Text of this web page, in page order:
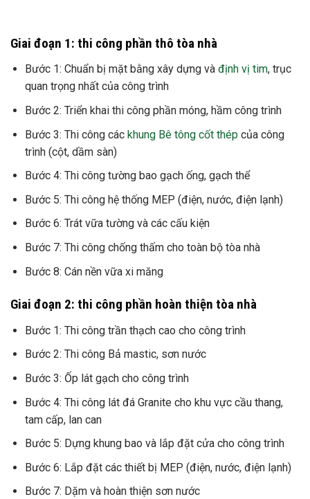
Giai đoạn 1: thi công phần thô tòa nhà
Bước 1: Chuẩn bị mặt bằng xây dựng vàđịnh vị tim, trục
quan trọng nhất của công trình
Bước 2: Triển khai thi công phần móng, hầm công trình
Bước 3: Thi công các khung Bê tông cốt thépcủa công
trình (cột, dầm sàn)
Bước 4: Thi công tường bao gạch ống, gạch thể
Bước 5: Thi công hệ thống MEP (điện, nước, điện lạnh)
Bước 6: Trát vữa tường và các cấu kiện
Bước 7: Thi công chống thấm cho toàn bộ tòa nhà
Bước 8: Cán nền vữa xi măng
Giai đoạn 2: thi công phần hoàn thiện tòa nhà
Bước 1: Thi công trần thạch cao cho công trình
Bước 2: Thi công Bả mastic, sơn nước
Bước 3: Ốp lát gạch cho công trình
Bước 4: Thi công lát đá Granite cho khu vực cầu thang,
tam cấp, lan can
Bước 5: Dựng khung bao và lắp đặt cửa cho công trình
Bước 6: Lắp đặt các thiết bị MEP (điện, nước, điện lạnh)
Bước 7: Dặm và hoàn thiện sơn nước